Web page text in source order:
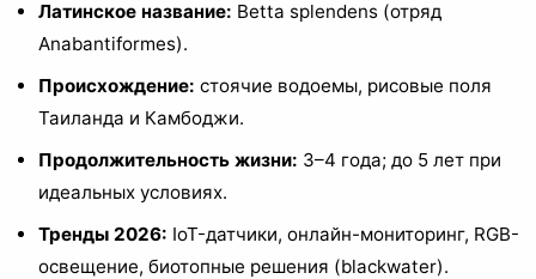
Латинское название: Betta splendens (отряд
Anabantiformes).
Происхождение: стоячие водоемы, рисовые поля
Таиланда и Камбоджи.
Продолжительность жизни: 3–4 года; до 5 лет при
идеальных условиях.
Тренды 2026: IoT-датчики, онлайн-мониторинг, RGB-
освещение, биотопные решения (blackwater).